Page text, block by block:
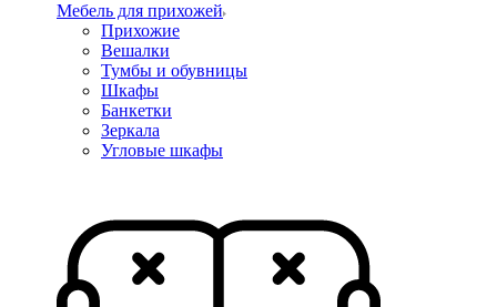
Мебель для прихожей
Прихожие
Вешалки
Тумбы и обувницы
Шкафы
Банкетки
Зеркала
Угловые шкафы